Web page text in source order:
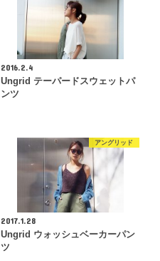
2016.2.4
Ungrid テーパードスウェットパ
ンツ
アングリッド
2017.1.28
Ungrid ウォッシュベーカーパン
ツ